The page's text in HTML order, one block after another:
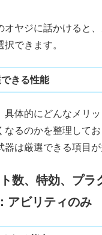
オヤジに話かけると
できます。
きる性能
具体的にどんなメリッ
るのかを整理してお
器は厳選できる項目が
数、特効、プラ
アビリティのみ